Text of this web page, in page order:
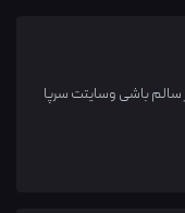
باشی وسایتت سرپا